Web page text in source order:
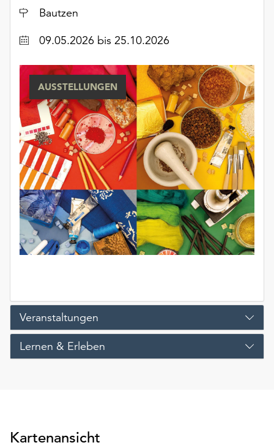
Ort
Bautzen
Datum09.05.2026 bis 25.10.2026
AUSSTELLUNGEN
Veranstaltungen
Lernen & Erleben
Kartenansicht